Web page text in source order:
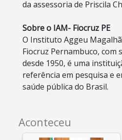
da assessoria de Priscila
Sobre o IAM- Fiocruz PE
O Instituto Aggeu
Fiocruz Pernambuco, com
desde 1950, é uma
referência em pesquisa e
saúde pública do Brasil.
Aconteceu